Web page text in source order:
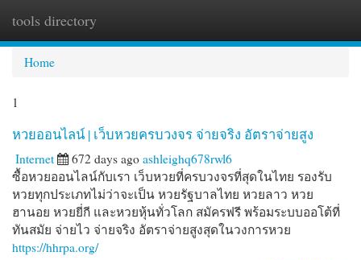
tools directory
Home
1
หวยออนไลน์ | เว็บหวยครบวงจร จ่ายจริง อัตราจ่ายสูง
Internet 672 days ago ashleighq678rwl6
ซื้อหวยออนไลน์กับเรา เว็บหวยที่ครบวงจรที่สุดในไทย รองรับ
หวยทุกประเภทไม่ว่าจะเป็น หวยรัฐบาลไทย หวยลาว หวย
ฮานอย หวยยี่กี และหวยหุ้นทั่วโลก สมัครฟรี พร้อมระบบออโต้ที่
ทันสมัย จ่ายไว จ่ายจริง อัตราจ่ายสูงสุดในวงการหวย
https://hhrpa.org/